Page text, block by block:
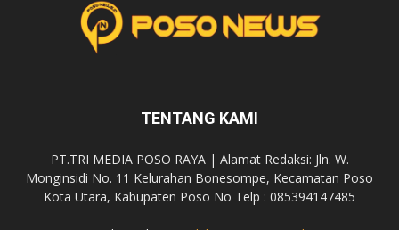
TENTANG KAMI
PT.TRI MEDIA POSO RAYA | Alamat Redaksi: Jln. W.
Monginsidi No. 11 Kelurahan Bonesompe, Kecamatan Poso
Kota Utara, Kabupaten Poso No Telp : 085394147485